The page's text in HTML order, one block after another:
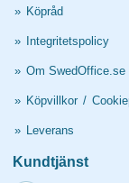
» Köpråd
» Integritetspolicy
» Om SwedOffice.se
» Köpvillkor /
» Leverans
Kundtjänst